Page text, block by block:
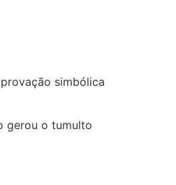
simbólica
gerou o tumulto